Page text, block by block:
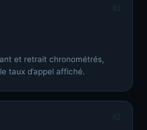
01
et retrait chronométrés,
taux d’appel affiché.
02